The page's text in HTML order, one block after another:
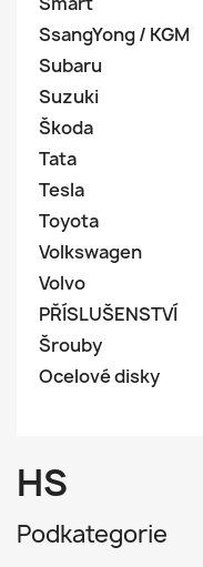
SsangYong / KGM
Subaru
Suzuki
Škoda
Tata
Tesla
Toyota
Volkswagen
Volvo
PŘÍSLUŠENSTVÍ
Šrouby
Ocelové disky
HS
Podkategorie